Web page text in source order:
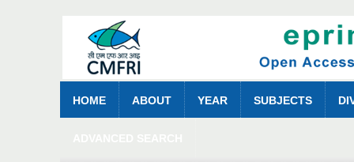
HOME ABOUT YEAR SUBJECTS